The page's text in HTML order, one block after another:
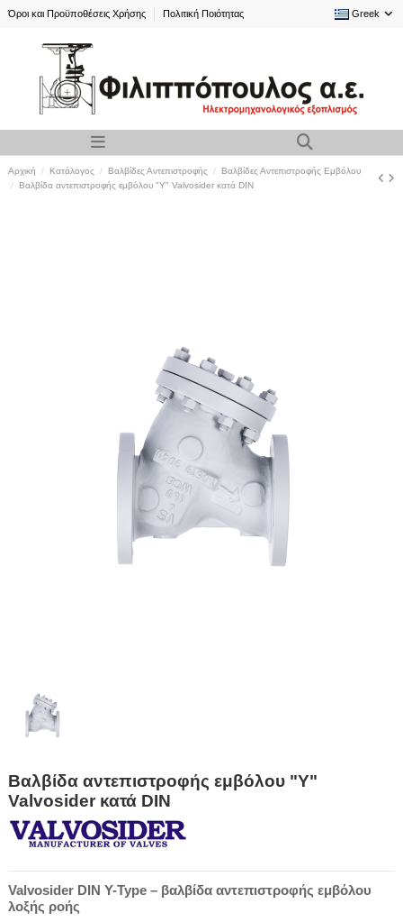
Όροι και Προϋποθέσεις Χρήσης Πολιτική Ποιότητας Greek
Αρχική Κατάλογος Βαλβίδες Αντεπιστροφής
Βαλβίδες Αντεπιστροφής Εμβόλου
Βαλβίδα αντεπιστροφής εμβόλου "Y" Valvosider κατά DIN
Βαλβίδα αντεπιστροφής εμβόλου "Y"
Valvosider κατά DIN
Valvosider DIN Y-Type – βαλβίδα αντεπιστροφής εμβόλου
λοξής ροής